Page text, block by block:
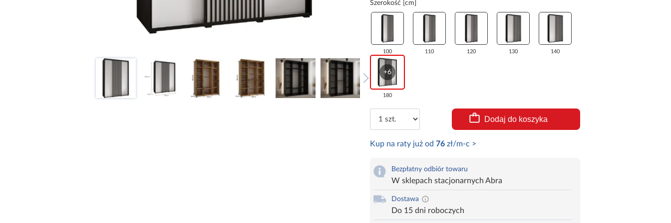
Szerokość [cm]
100 110 120 130 140
+6
180
Dodaj do koszyka
Kup na raty już od 76zł/m-c >
Bezpłatny odbiór towaru
W sklepach stacjonarnych Abra
Dostawa
Do 15 dni roboczych